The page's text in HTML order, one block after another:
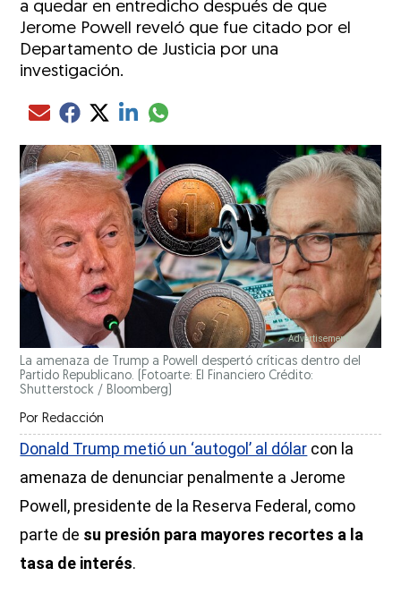
a quedar en entredicho después de que
Jerome Powell reveló que fue citado por el
Departamento de Justicia por una
investigación.
Compartir el artículo actual mediante Email
Compartir el artículo actual mediante Facebook
Compartir el artículo actual mediante Twitter
Compartir el artículo actual mediante LinkedIn
Compartir el artículo actual mediante
La amenaza de Trump a Powell despertó críticas dentro del
Partido Republicano.
(Fotoarte: El Financiero Crédito:
Shutterstock / Bloomberg)
Por Redacción
Donald Trump metió un ‘autogol’ al dólar con la
amenaza de denunciar penalmente a Jerome
Powell, presidente de la Reserva Federal, como
parte de su presión para mayores recortes a la
tasa de interés.